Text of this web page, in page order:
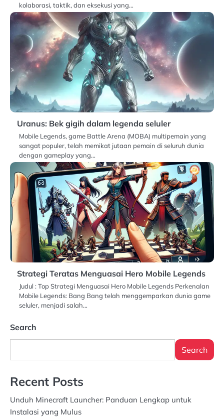
kolaborasi, taktik, dan eksekusi yang…
Uranus: Bek gigih dalam legenda seluler
Mobile Legends, game Battle Arena (MOBA) multipemain yang
sangat populer, telah memikat jutaan pemain di seluruh dunia
dengan gameplay yang…
Strategi Teratas Menguasai Hero Mobile Legends
Judul : Top Strategi Menguasai Hero Mobile Legends Perkenalan
Mobile Legends: Bang Bang telah menggemparkan dunia game
seluler, menjadi salah…
Search
Search
Recent Posts
Unduh Minecraft Launcher: Panduan Lengkap untuk
Instalasi yang Mulus